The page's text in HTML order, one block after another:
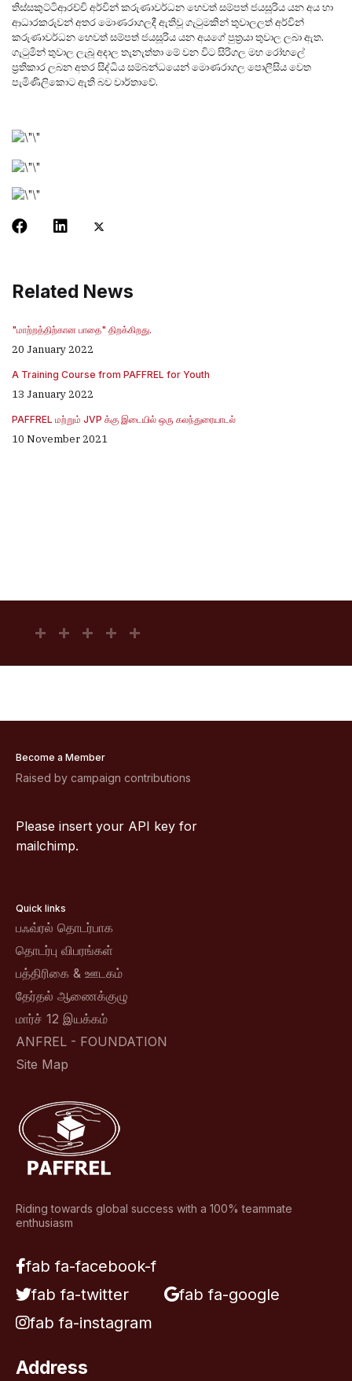
තිස්සකුට්ටිආරච්චි අර්වින් කරුණාවර්ධන හෙවත් සම්පත් ජයසූරිය යන අය හා
ආධාරකරුවන් අතර මොණරාගලදී ඇතිවූ ගැටුමකින් තුවාලලත් අර්වින්
කරුණාවර්ධන හෙවත් සම්පත් ජයසූරිය යන අයගේ පුත්‍රයා තුවාල ලබා ඇත.
ගැටුමින් තුවාල ලැබූ අදාල තැනැත්තා මේ වන විට සිරිගල මහ රෝහලේ
ප්‍රතිකාර ලබන අතර සිද්ධිය සම්බන්ධයෙන් මොණරාගල පොලීසිය වෙත
පැමිණිලිකොට ඇති බව වාර්තාවේ.
Related News
"மாற்றத்திற்கான பாதை" திறக்கிறது.
20 January 2022
A Training Course from PAFFREL for Youth
13 January 2022
PAFFREL மற்றும் JVP க்கு இடையில் ஒரு கலந்துரையாடல்
10 November 2021
Become a Member
Raised by campaign contributions
Please insert your API key for
mailchimp.
Quick links
பஃவ்ரல் தொடர்பாக
தொடர்பு விபரங்கள்
பத்திரிகை & ஊடகம்
தேர்தல் ஆணைக்குழு
மார்ச் 12 இயக்கம்
ANFREL - FOUNDATION
Site Map
Riding towards global success with a 100% teammate
enthusiasm
fab fa-facebook-f
fab fa-twitter
fab fa-google
fab fa-instagram
Address